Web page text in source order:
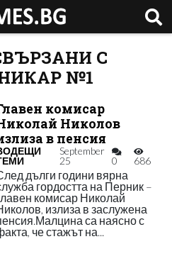
С
№1
комисар
Николов
в пенсия
September
25
0 686
дълги години вярна
гордостта на Перник –
комисар Николай
излиза в заслужена
са наясно с
че стажът на...